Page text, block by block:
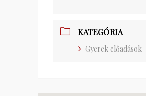
KATEGÓRIA
Gyerek előadások